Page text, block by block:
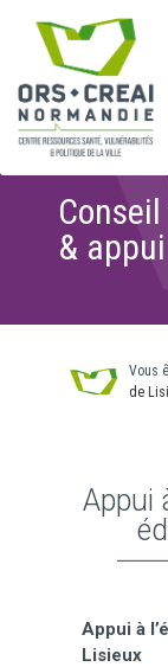
&
Vous
de
Appui
Appui à
Lisieux
Panneau de